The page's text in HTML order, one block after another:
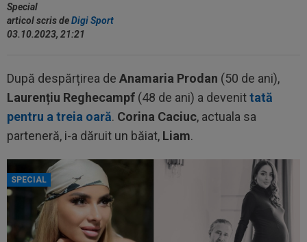
Special
articol scris deDigi Sport
03.10.2023, 21:21
După despărțirea de Anamaria Prodan (50 de ani),
Laurențiu Reghecampf (48 de ani) a devenittată
pentru a treia oară. Corina Caciuc, actuala sa
parteneră, i-a dăruit un băiat, Liam.
SPECIAL